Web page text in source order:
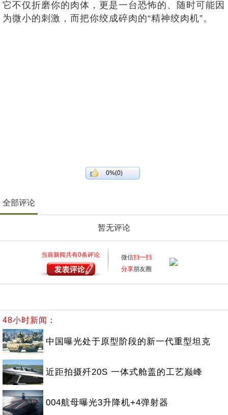
它不仅折磨你的肉体，更是一台恐怖的、随时可能因
为微小的刺激，而把你绞成碎肉的“精神绞肉机”。
0%(0)
全部评论
暂无评论
当前新闻共有0条评论 微信扫一扫
分享朋友圈
48小时新闻：
中国曝光处于原型阶段的新一代重型坦克
近距拍摄歼20S 一体式舱盖的工艺巅峰
004航母曝光3升降机+4弹射器